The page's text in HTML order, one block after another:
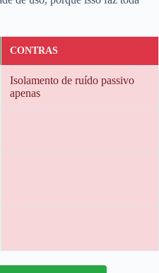
CONTRAS
Isolamento de ruído passivo
apenas